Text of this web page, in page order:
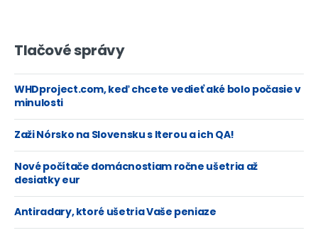
Tlačové správy
WHDproject.com, keď chcete vedieť aké bolo počasie v
minulosti
Zaži Nórsko na Slovensku s Iterou a ich QA!
Nové počítače domácnostiam ročne ušetria až
desiatky eur
Antiradary, ktoré ušetria Vaše peniaze